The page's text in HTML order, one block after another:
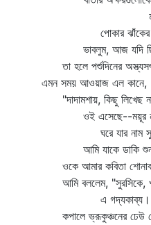
মহাকালের
পোকার ঝাঁকের
ভাবলুম, আজ যদি ছিঁড়ে
তা হলে পর্শুদিনের
এমন সময় আওয়াজ এল কানে,
"দাদামশায়, কিছু লিখেছ
ওই এসেছে--ময়ূর
ঘরে যার নাম
আমি যাকে ডাকি
ওকে আমার কবিতা শোনাবার
আমি বললেম, "সুরসিকে, খুশি
এ
কপালে ভ্রূকুঞ্চনের ঢেউ